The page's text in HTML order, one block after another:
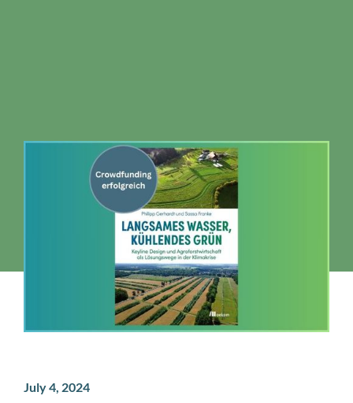
July 4, 2024